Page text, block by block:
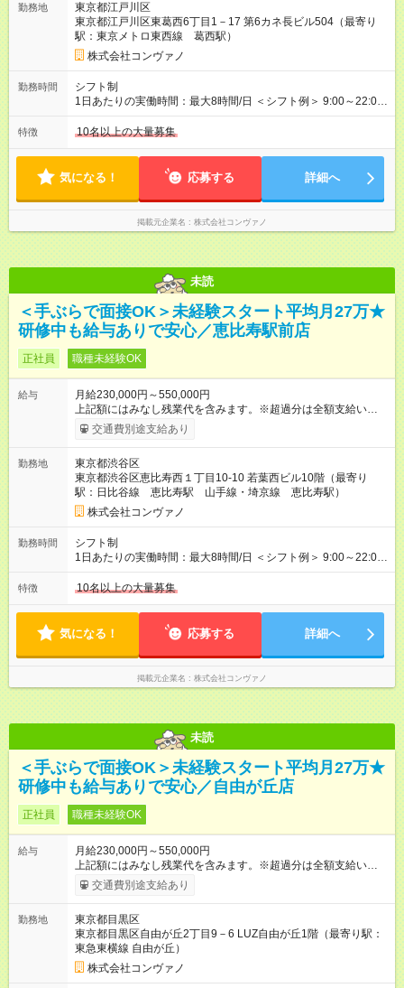
円～ （期間中は契約社員） ※社内基準を満たした場合は、その
後正規登用可 【年収例】 ◆エリアマネージャー 月給25万円＋役
職手当3万円＋インセン14万5，781円＝42万5，781円 ◆店長
月給 25万円＋役職手当1万円＋インセン8万2，547円＝34万2，
547円 ◆社員(役職なし) 月給23万円＋インセン1万4701円＝24
万4，701円 ＜別途支給手当＞ ・インセンティブ：月10万円以
上も可能！ ・賞与：年2回(6月/12月)※業績による ・交通費：月
たり) ・回数：随時 ・反映時期：次月の給与から ・評価手法：
社内評価に基づく ※あなたの頑張りをしっかり評価します！で
きることが増えるほどお給料に反映される環境です。 【試用期
間】試用期間あり 試用期間の長さ：6ヶ月 ※ 雇用形態と給与
に、本採用時と異なる部分があります。 雇用形態：中途採用
（契約社員） 給与：月給 220,000円以上 上記額にはみなし残業
代 8,552円／月 みなし残業時間 5.5時間／月
勤務地
東京都江戸川区
東京都江戸川区東葛西6丁目1－17 第6カネ長ビル504（最寄り
駅：東京メトロ東西線 葛西駅）
株式会社コンヴァノ
勤務時間
シフト制
1日あたりの実働時間：最大8時間/日 ＜シフト例＞ 9:00～22:00
でのシフト制（実働8時間／休憩60分） ※残業時間は月平均で
10時間程度 ※営業時間は【平日】11：00～22：00、【土日祝】
ます。
特徴 10名以上の大量募集
気になる！ 応募する 詳細へ
掲載元企業名 株式会社コンヴァノ
未読
＜手ぶらで面接OK＞未経験スタート平均月27万★
研修中も給与ありで安心／恵比寿駅前店
正社員 職種未経験OK
給与
月給230,000円～550,000円
上記額にはみなし残業代を含みます。※超過分は全額支給いたし
ます。 みなし残業代 8,940円／月 みなし残業時間 5.5時間／月
上記には、月5.5時間分のみなし残業代(8，940円)を含む。超過
円～ （期間中は契約社員） ※社内基準を満たした場合は、その
後正規登用可 【年収例】 ◆エリアマネージャー 月給25万円＋役
職手当3万円＋インセン14万5，781円＝42万5，781円 ◆店長
月給 25万円＋役職手当1万円＋インセン8万2，547円＝34万2，
547円 ◆社員(役職なし) 月給23万円＋インセン1万4701円＝24
万4，701円 ＜別途支給手当＞ ・インセンティブ：月10万円以
上も可能！ ・賞与：年2回(6月/12月)※業績による ・交通費：月
たり) ・回数：随時 ・反映時期：次月の給与から ・評価手法：
社内評価に基づく ※あなたの頑張りをしっかり評価します！で
きることが増えるほどお給料に反映される環境です。 【試用期
間】試用期間あり 試用期間の長さ：6ヶ月 ※ 雇用形態と給与
に、本採用時と異なる部分があります。 雇用形態：中途採用
（契約社員） 給与：月給 220,000円以上 上記額にはみなし残業
代 8,552円／月 みなし残業時間 5.5時間／月
交通費別途支給あり
勤務地
東京都渋谷区
東京都渋谷区恵比寿西１丁目10-10 若葉西ビル10階（最寄り
駅：日比谷線 恵比寿駅 山手線・埼京線 恵比寿駅）
株式会社コンヴァノ
勤務時間
シフト制
1日あたりの実働時間：最大8時間/日 ＜シフト例＞ 9:00～22:00
でのシフト制（実働8時間／休憩60分） ※残業時間は月平均で
10時間程度 ※営業時間は【平日】11：00～22：00、【土日祝】
ます。
特徴 10名以上の大量募集
気になる！ 応募する 詳細へ
掲載元企業名 株式会社コンヴァノ
未読
＜手ぶらで面接OK＞未経験スタート平均月27万★
研修中も給与ありで安心／自由が丘店
正社員 職種未経験OK
給与
月給230,000円～550,000円
上記額にはみなし残業代を含みます。※超過分は全額支給いたし
ます。 みなし残業代 8,940円／月 みなし残業時間 5.5時間／月
上記には、月5.5時間分のみなし残業代(8，940円)を含む。超過
円～ （期間中は契約社員） ※社内基準を満たした場合は、その
後正規登用可 【年収例】 ◆エリアマネージャー 月給25万円＋役
職手当3万円＋インセン14万5，781円＝42万5，781円 ◆店長
月給 25万円＋役職手当1万円＋インセン8万2，547円＝34万2，
547円 ◆社員(役職なし) 月給23万円＋インセン1万4701円＝24
交通費別途支給あり
勤務地
東京都目黒区
東京都目黒区自由が丘2丁目9－6 LUZ自由が丘1階（最寄り駅：
東急東横線 自由が丘）
株式会社コンヴァノ